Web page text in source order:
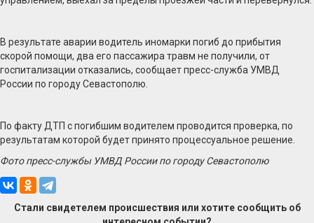
В результате аварии водитель иномарки погиб до прибытия
скорой помощи, два его пассажира травм не получили, от
госпитализации отказались, сообщает пресс-служба УМВД
России по городу Севастополю.
По факту ДТП с погибшим водителем проводится проверка, по
результатам которой будет принято процессуальное решение.
Фото пресс-службы УМВД России по городу Севастополю
Стали свидетелем происшествия или хотите сообщить об